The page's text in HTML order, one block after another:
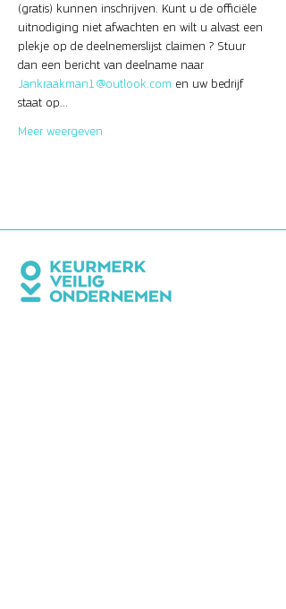
(gratis) kunnen inschrijven. Kunt u de officiële
uitnodiging niet afwachten en wilt u alvast een
plekje op de deelnemerslijst claimen ? Stuur
dan een bericht van deelname naar
Jankraakman1@outlook.com en uw bedrijf
staat op…
Meer weergeven